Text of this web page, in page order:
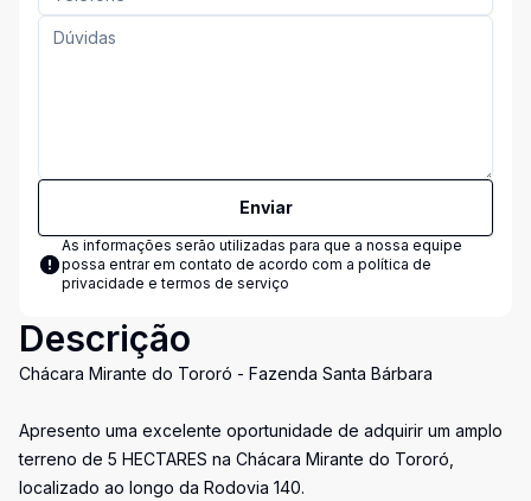
Enviar
As informações serão utilizadas para que a nossa equipe
possa entrar em contato de acordo com a política de
privacidade e termos de serviço
Descrição
Chácara Mirante do Tororó - Fazenda Santa Bárbara
Apresento uma excelente oportunidade de adquirir um amplo
terreno de 5 HECTARES na Chácara Mirante do Tororó,
localizado ao longo da Rodovia 140.